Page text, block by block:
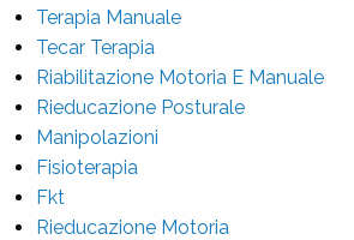
Terapia Manuale
Tecar Terapia
Riabilitazione Motoria E Manuale
Rieducazione Posturale
Manipolazioni
Fisioterapia
Fkt
Rieducazione Motoria